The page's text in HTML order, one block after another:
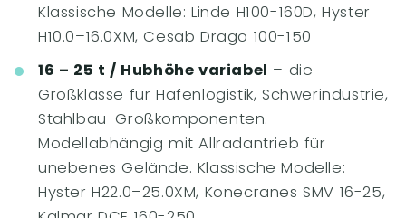
Klassische Modelle: Linde H100-160D, Hyster
H10.0–16.0XM, Cesab Drago 100-150
16 – 25 t / Hubhöhe variabel – die
Großklasse für Hafenlogistik, Schwerindustrie,
Stahlbau-Großkomponenten.
Modellabhängig mit Allradantrieb für
unebenes Gelände. Klassische Modelle:
Hyster H22.0–25.0XM, Konecranes SMV 16-25,